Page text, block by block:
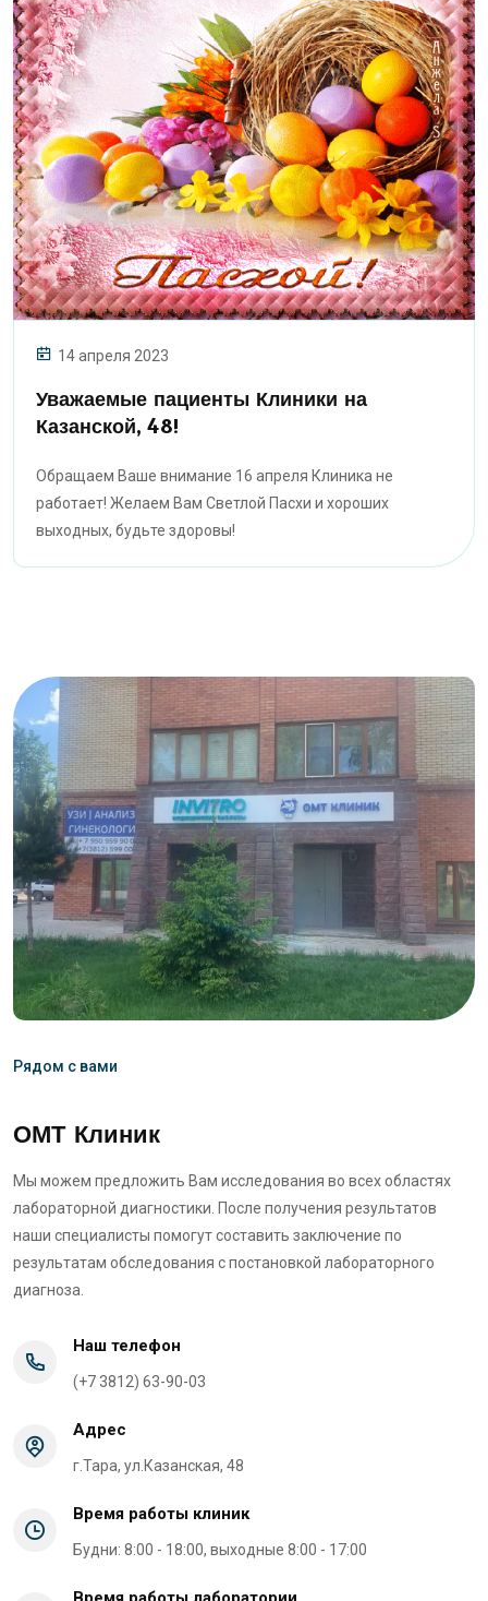
14 апреля 2023
Уважаемые пациенты Клиники на
Казанской, 48!
Обращаем Ваше внимание 16 апреля Клиника не
работает! Желаем Вам Светлой Пасхи и хороших
выходных, будьте здоровы!
Рядом с вами
ОМТ Клиник
Мы можем предложить Вам исследования во всех областях
лабораторной диагностики. После получения результатов
наши специалисты помогут составить заключение по
результатам обследования с постановкой лабораторного
диагноза.
Наш телефон
(+7 3812) 63-90-03
Адрес
г.Тара, ул.Казанская, 48
Время работы клиник
Будни: 8:00 - 18:00, выходные 8:00 - 17:00